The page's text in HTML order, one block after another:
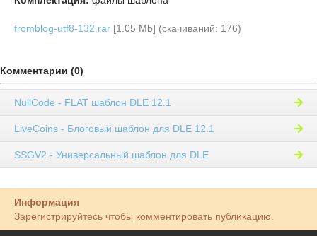
fromblog-utf8-132.rar [1.05 Mb] (cкачиваний: 176)
Комментарии (0)
NullCode - FLAT шаблон DLE 12.1
LiveCoins - Блоговый шаблон для DLE 12.1
SSGV2 - Универсальный шаблон для DLE
Информация
Зарегистрируйтесь чтобы комментировать публикацию.